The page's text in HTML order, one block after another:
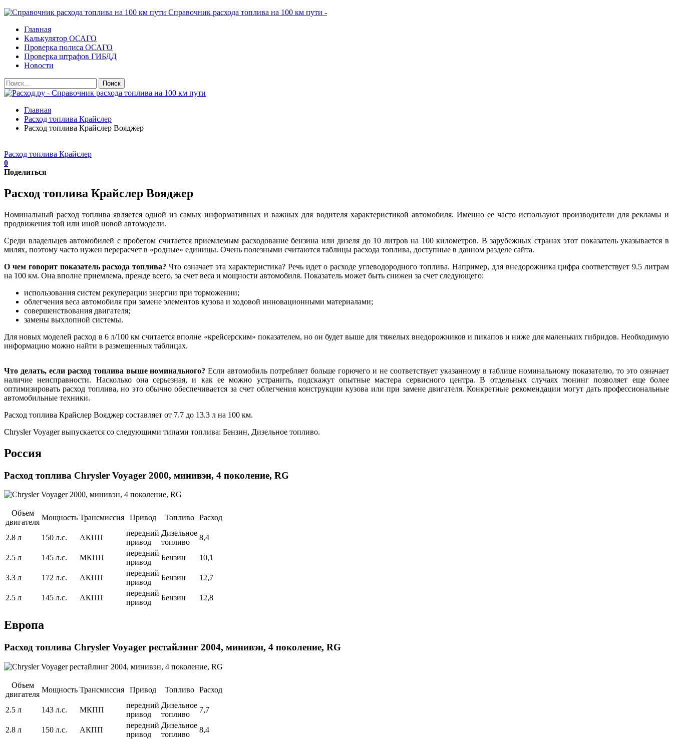
Справочник расхода топлива на 100 км пути -
Главная
Калькулятор ОСАГО
Проверка полиса ОСАГО
Проверка штрафов ГИБДД
Новости
Главная
Расход топлива Крайслер
Расход топлива Крайслер Вояджер
Расход топлива Крайслер
0
Поделиться
Расход топлива Крайслер Вояджер
Номинальный расход топлива является одной из самых информативных и важных для водителя характеристикой автомобиля. Именно ее часто используют производители для рекламы и
продвижения той или иной новой автомодели.
Среди владельцев автомобилей с пробегом считается приемлемым расходование бензина или дизеля до 10 литров на 100 километров. В зарубежных странах этот показатель указывается в
милях, поэтому часто нужен перерасчет в «родные» единицы. Очень полезными считаются таблицы расхода топлива, доступные в данном разделе сайта.
О чем говорит показатель расхода топлива? Что означает эта характеристика? Речь идет о расходе углеводородного топлива. Например, для внедорожника цифра соответствует 9.5 литрам
на 100 км. Она вполне приемлема, прежде всего, за счет веса и мощности автомобиля. Показатель может быть снижен за счет следующего:
использования систем рекуперации энергии при торможении;
облегчения веса автомобиля при замене элементов кузова и ходовой инновационными материалами;
совершенствования двигателя;
замены выхлопной системы.
Для новых моделей расход в 6 л/100 км считается вполне «крейсерским» показателем, но он будет выше для тяжелых внедорожников и пикапов и ниже для маленьких гибридов. Необходимую
информацию можно найти в размещенных таблицах.
Что делать, если расход топлива выше номинального? Если автомобиль потребляет больше горючего и не соответствует указанному в таблице номинальному показателю, то это означает
наличие неисправности. Насколько она серьезная, и как ее можно устранить, подскажут опытные мастера сервисного центра. В отдельных случаях тюнинг позволяет еще более
оптимизировать расход топлива, но это обычно обеспечивается за счет облегчения конструкции кузова или при замене двигателя. Конкретные рекомендации могут дать профессиональные
автомобильные техники.
Расход топлива Крайслер Вояджер составляет от 7.7 до 13.3 л на 100 км.
Chrysler Voyager выпускается со следующими типами топлива: Бензин, Дизельное топливо.
Россия
Расход топлива Chrysler Voyager 2000, минивэн, 4 поколение, RG
Объем
двигателя
Мощность Трансмиссия Привод Топливо Расход
2.8 л 150 л.с. АКПП
передний
привод
Дизельное
топливо
8,4
2.5 л 145 л.с. МКПП
передний
привод
Бензин 10,1
3.3 л 172 л.с. АКПП
передний
привод
Бензин 12,7
2.5 л 145 л.с. АКПП
передний
привод
Бензин 12,8
Европа
Расход топлива Chrysler Voyager рестайлинг 2004, минивэн, 4 поколение, RG
Объем
двигателя
Мощность Трансмиссия Привод Топливо Расход
2.5 л 143 л.с. МКПП
передний
привод
Дизельное
топливо
7,7
2.8 л 150 л.с. АКПП
передний
привод
Дизельное
топливо
8,4